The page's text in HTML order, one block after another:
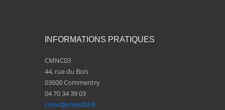
INFORMATIONS PRATIQUES
CMNC03
44, rue du Bois
03600 Commentry
04 70 34 39 03
cmnc@cmnc03.fr